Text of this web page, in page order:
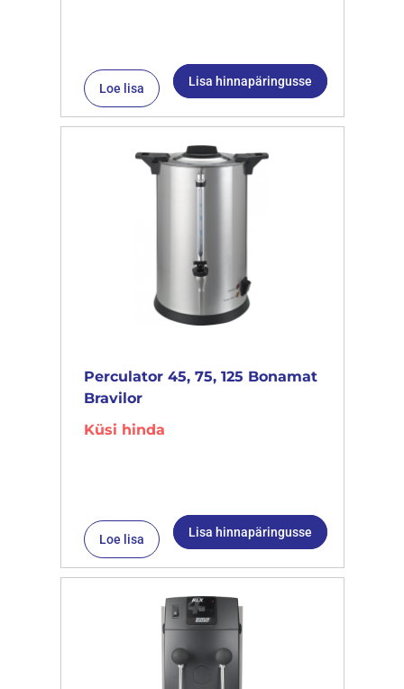
Loe lisa Lisa hinnapäringusse
Perculator 45, 75, 125 Bonamat
Bravilor
Küsi hinda
Loe lisa Lisa hinnapäringusse